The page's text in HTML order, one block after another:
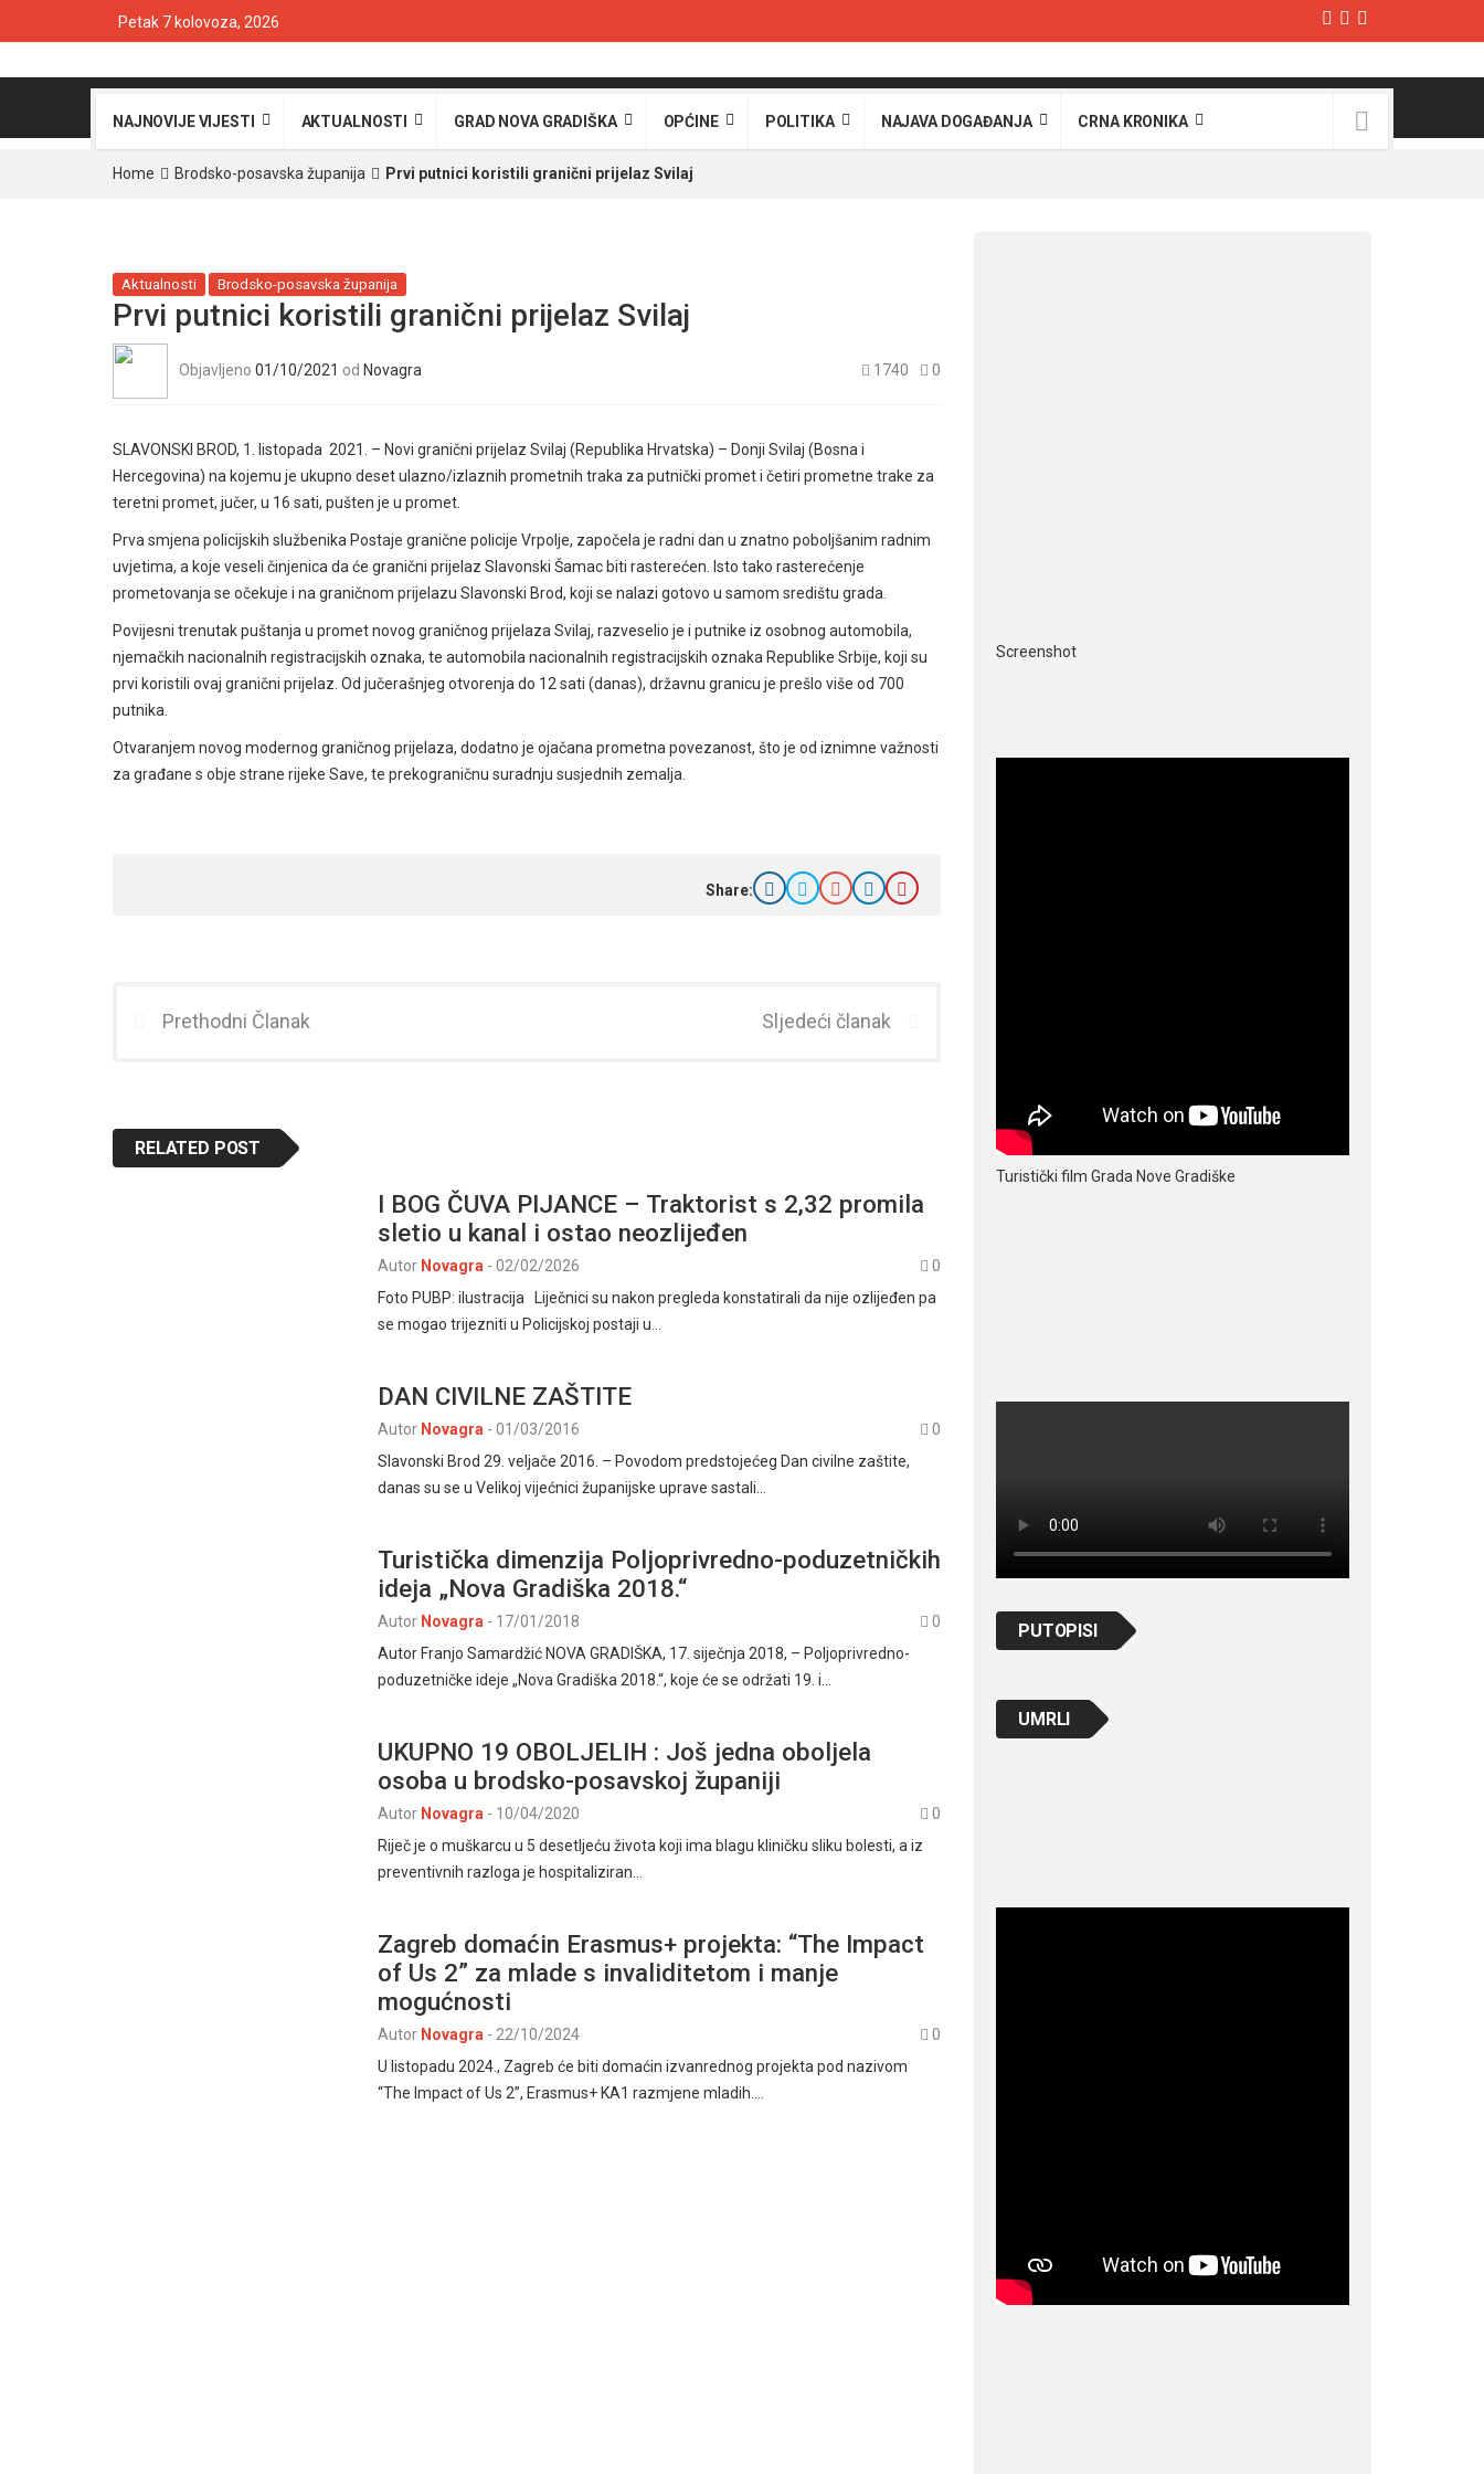
Petak 7 kolovoza, 2026
NAJNOVIJE VIJESTI AKTUALNOSTI GRAD NOVA GRADIŠKA OPĆINE POLITIKA NAJAVA DOGAĐANJA CRNA KRONIKA
Home Brodsko-posavska županija Prvi putnici koristili granični prijelaz Svilaj
Aktualnosti Brodsko-posavska županija
Prvi putnici koristili granični prijelaz Svilaj
Objavljeno 01/10/2021 od Novagra 1740 0
SLAVONSKI BROD, 1. listopada 2021. – Novi granični prijelaz Svilaj (Republika Hrvatska) – Donji Svilaj (Bosna i
Hercegovina) na kojemu je ukupno deset ulazno/izlaznih prometnih traka za putnički promet i četiri prometne trake za
teretni promet, jučer, u 16 sati, pušten je u promet.
Prva smjena policijskih službenika Postaje granične policije Vrpolje, započela je radni dan u znatno poboljšanim radnim
uvjetima, a koje veseli činjenica da će granični prijelaz Slavonski Šamac biti rasterećen. Isto tako rasterećenje
prometovanja se očekuje i na graničnom prijelazu Slavonski Brod, koji se nalazi gotovo u samom središtu grada.
Povijesni trenutak puštanja u promet novog graničnog prijelaza Svilaj, razveselio je i putnike iz osobnog automobila,
njemačkih nacionalnih registracijskih oznaka, te automobila nacionalnih registracijskih oznaka Republike Srbije, koji su
prvi koristili ovaj granični prijelaz. Od jučerašnjeg otvorenja do 12 sati (danas), državnu granicu je prešlo više od 700
putnika.
Otvaranjem novog modernog graničnog prijelaza, dodatno je ojačana prometna povezanost, što je od iznimne važnosti
za građane s obje strane rijeke Save, te prekograničnu suradnju susjednih zemalja.
Share:
Prethodni Članak Sljedeći članak
RELATED POST
I BOG ČUVA PIJANCE – Traktorist s 2,32 promila
sletio u kanal i ostao neozlijeđen
Autor Novagra - 02/02/2026
0
Foto PUBP: ilustracija Liječnici su nakon pregleda konstatirali da nije ozlijeđen pa
se mogao trijezniti u Policijskoj postaji u…
DAN CIVILNE ZAŠTITE
Autor Novagra - 01/03/2016
0
Slavonski Brod 29. veljače 2016. – Povodom predstojećeg Dan civilne zaštite,
danas su se u Velikoj vijećnici županijske uprave sastali…
Turistička dimenzija Poljoprivredno-poduzetničkih
ideja „Nova Gradiška 2018.“
Autor Novagra - 17/01/2018
0
Autor Franjo Samardžić NOVA GRADIŠKA, 17. siječnja 2018, – Poljoprivredno-
poduzetničke ideje „Nova Gradiška 2018.“, koje će se održati 19. i…
UKUPNO 19 OBOLJELIH : Još jedna oboljela
osoba u brodsko-posavskoj županiji
Autor Novagra - 10/04/2020
0
Riječ je o muškarcu u 5 desetljeću života koji ima blagu kliničku sliku bolesti, a iz
preventivnih razloga je hospitaliziran…
Zagreb domaćin Erasmus+ projekta: “The Impact
of Us 2” za mlade s invaliditetom i manje
mogućnosti
Autor Novagra - 22/10/2024
0
U listopadu 2024., Zagreb će biti domaćin izvanrednog projekta pod nazivom
“The Impact of Us 2”, Erasmus+ KA1 razmjene mladih.…
Screenshot
Turistički film Grada Nove Gradiške
PUTOPISI
UMRLI